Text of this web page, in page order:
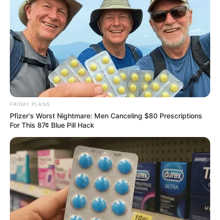
! ✍
FRIDAY PLANS
Pfizer's Worst Nightmare: Men Canceling $80 Prescriptions
For This 87¢ Blue Pill Hack